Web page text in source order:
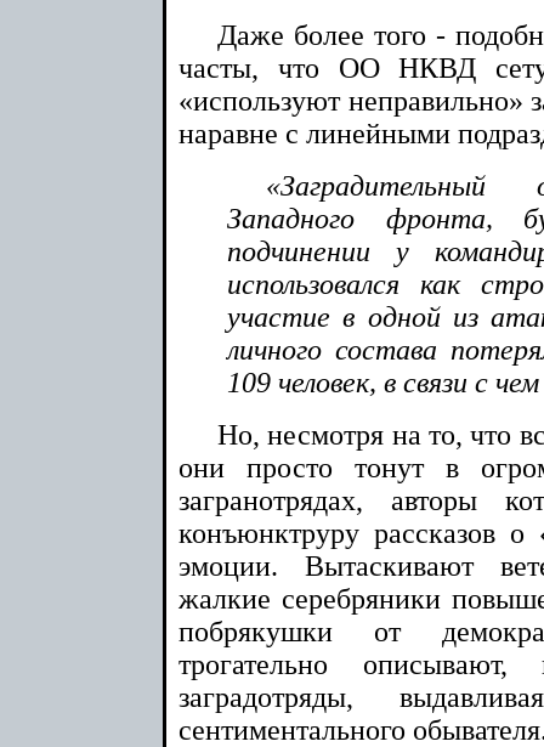
Даже более того -
часты, что ОО НКВД
«используют неправильно»
наравне с линейными
Западного фронта,
подчинении у
использовался как
участие в одной из
личного состава
109 человек, в связи с
Но, несмотря на то, что
они просто тонут в
загранотрядах, авторы
конъюнктруру рассказов
эмоции. Вытаскивают
жалкие серебряники
побрякушки от
трогательно
заградотряды,
сентиментального